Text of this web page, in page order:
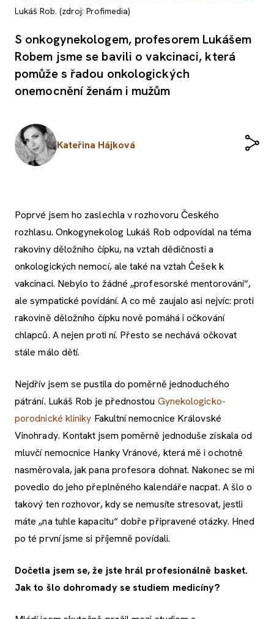
Lukáš Rob. (zdroj: Profimedia)
S onkogynekologem, profesorem Lukášem
Robem jsme se bavili o vakcinaci, která
pomůže s řadou onkologických
onemocnění ženám i mužům
Kateřina Hájková
Poprvé jsem ho zaslechla v rozhovoru Českého
rozhlasu. Onkogynekolog Lukáš Rob odpovídal na téma
rakoviny děložního čípku, na vztah dědičnosti a
onkologických nemocí, ale také na vztah Češek k
vakcinaci. Nebylo to žádné „profesorské mentorování“,
ale sympatické povídání. A co mě zaujalo asi nejvíc: proti
rakovině děložního čípku nově pomáhá i očkování
chlapců. A nejen proti ní. Přesto se nechává očkovat
stále málo dětí.
Nejdřív jsem se pustila do poměrně jednoduchého
pátrání. Lukáš Rob je přednostou Gynekologicko-
porodnické kliniky Fakultní nemocnice Královské
Vinohrady. Kontakt jsem poměrně jednoduše získala od
mluvčí nemocnice Hanky Vránové, která mě i ochotně
nasměrovala, jak pana profesora dohnat. Nakonec se mi
povedlo do jeho přeplněného kalendáře nacpat. A šlo o
takový ten rozhovor, kdy se nemusíte stresovat, jestli
máte „na tuhle kapacitu“ dobře připravené otázky. Hned
po té první jsme si příjemně povídali.
Dočetla jsem se, že jste hrál profesionálně basket.
Jak to šlo dohromady se studiem medicíny?